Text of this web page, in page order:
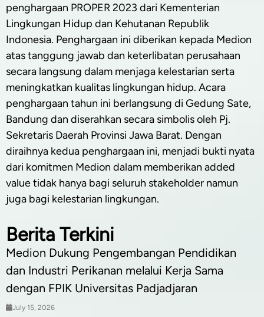
Berita Terkini
Medion Dukung Pengembangan Pendidikan
dan Industri Perikanan melalui Kerja Sama
dengan FPIK Universitas Padjadjaran
July 15, 2026
penghargaan PROPER 2023 dari Kementerian
Lingkungan Hidup dan Kehutanan Republik
Indonesia. Penghargaan ini diberikan kepada Medion
atas tanggung jawab dan keterlibatan perusahaan
secara langsung dalam menjaga kelestarian serta
meningkatkan kualitas lingkungan hidup. Acara
penghargaan tahun ini berlangsung di Gedung Sate,
Bandung dan diserahkan secara simbolis oleh Pj.
Sekretaris Daerah Provinsi Jawa Barat. Dengan
diraihnya kedua penghargaan ini, menjadi bukti nyata
dari komitmen Medion dalam memberikan added
value tidak hanya bagi seluruh stakeholder namun
juga bagi kelestarian lingkungan.